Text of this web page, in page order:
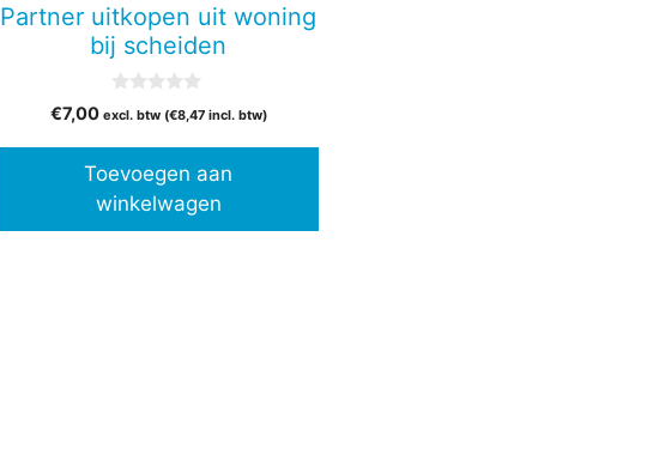
Partner uitkopen uit woning
bij scheiden
v
5
€7,00 excl. btw (€8,47incl. btw)
Toevoegen aan
winkelwagen